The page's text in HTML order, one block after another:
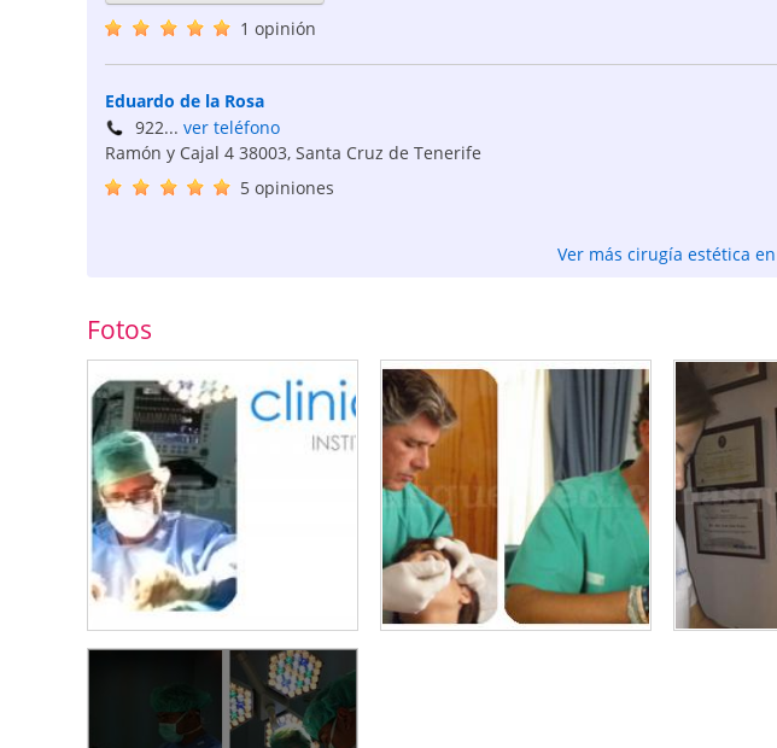
1 opinión
Eduardo de la Rosa
922... ver teléfono
Ramón y Cajal 4 38003, Santa Cruz de Tenerife
5 opiniones
Ver más cirugía estética
Fotos